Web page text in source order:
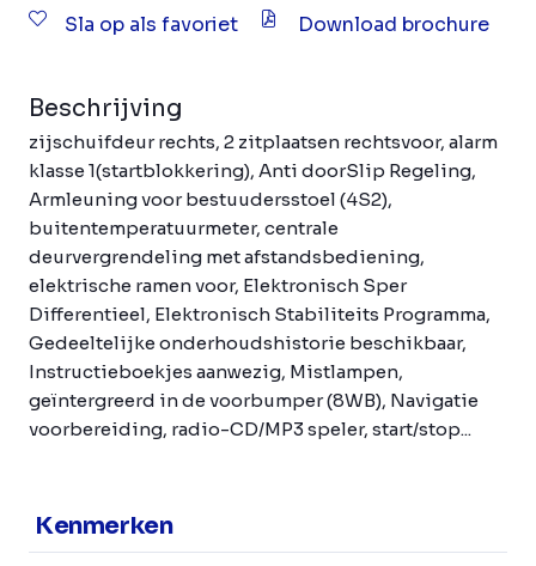
Sla op als favoriet Download brochure
Beschrijving
zijschuifdeur rechts, 2 zitplaatsen rechtsvoor, alarm
klasse 1(startblokkering), Anti doorSlip Regeling,
Armleuning voor bestuudersstoel (4S2),
buitentemperatuurmeter, centrale
deurvergrendeling met afstandsbediening,
elektrische ramen voor, Elektronisch Sper
Differentieel, Elektronisch Stabiliteits Programma,
Gedeeltelijke onderhoudshistorie beschikbaar,
Instructieboekjes aanwezig, Mistlampen,
geïntergreerd in de voorbumper (8WB), Navigatie
voorbereiding, radio-CD/MP3 speler, start/stop...
Kenmerken